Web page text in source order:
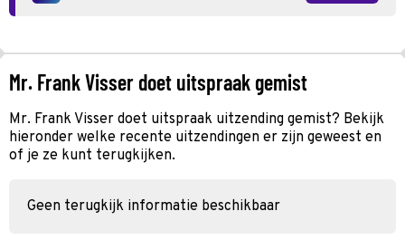
Mr. Frank Visser doet uitspraak gemist
Mr. Frank Visser doet uitspraak uitzending gemist? Bekijk
hieronder welke recente uitzendingen er zijn geweest en
of je ze kunt terugkijken.
Geen terugkijk informatie beschikbaar